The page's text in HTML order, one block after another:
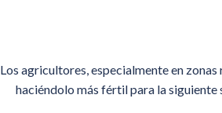
Los agricultores, especialmente en zonas
haciéndolo más fértil para la siguiente